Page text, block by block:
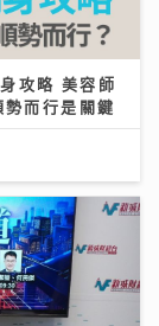
攻略 美容師
而行是關鍵